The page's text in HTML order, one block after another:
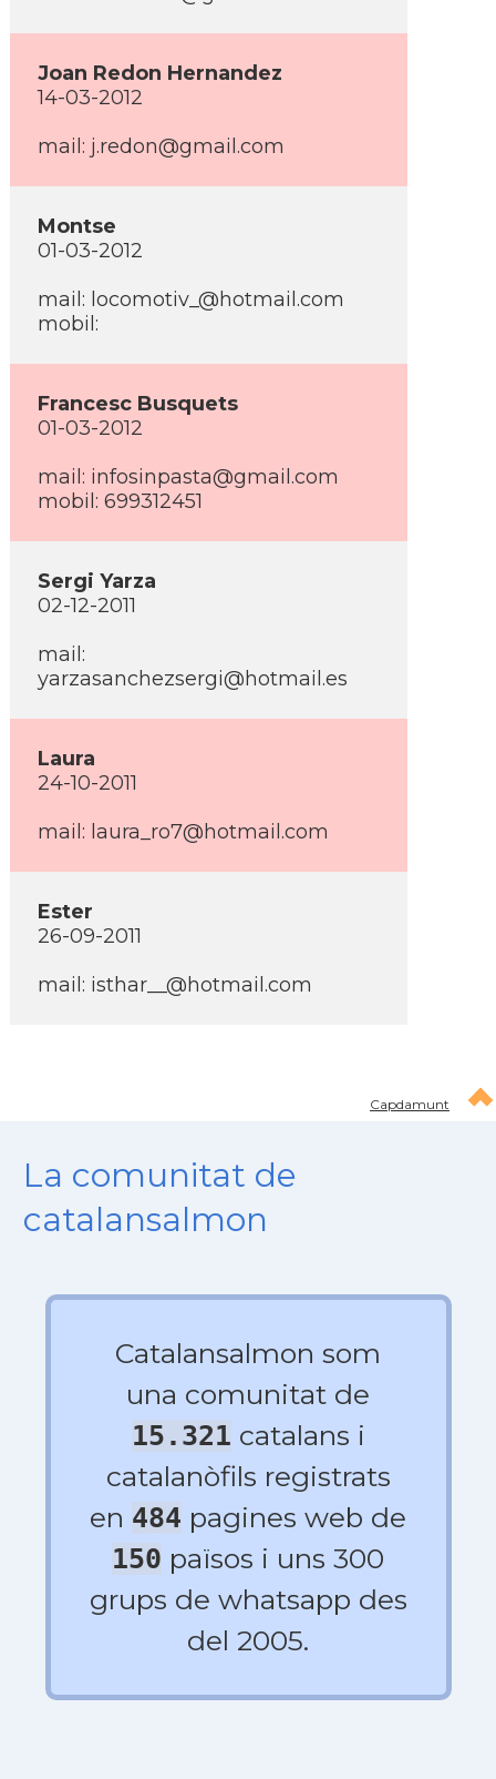
Joan Redon Hernandez
14-03-2012
mail: j.redon@gmail.com
Montse
01-03-2012
mail: locomotiv_@hotmail.com
mobil:
Francesc Busquets
01-03-2012
mail: infosinpasta@gmail.com
mobil: 699312451
Sergi Yarza
02-12-2011
mail:
yarzasanchezsergi@hotmail.es
Laura
24-10-2011
mail: laura_ro7@hotmail.com
Ester
26-09-2011
mail: isthar__@hotmail.com
Capdamunt
La comunitat de
catalansalmon
Catalansalmon som
una comunitat de
15.321 catalans i
catalanòfils registrats
en 484 pagines web de
150 països i uns 300
grups de whatsapp des
del 2005.